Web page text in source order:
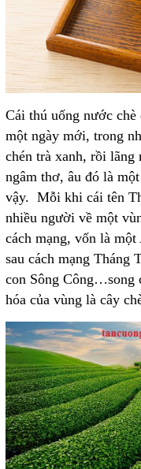
Cái thú uống nước chè
một ngày mới, trong
chén trà xanh, rồi lãng
ngâm thơ, âu đó là
vậy. Mỗi khi cái tên
nhiều người về một
cách mạng, vốn là
sau cách mạng
con Sông Công…song
hóa của vùng là cây